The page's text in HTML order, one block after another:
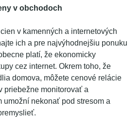
v obchodoch
v kamenných a internetových
ich a pre najvýhodnejšiu ponuku
platí, že ekonomicky
cez internet. Okrem toho, že
domova, môžete cenové relácie
priebežne monitorovať a
umožní nekonať pod stresom a